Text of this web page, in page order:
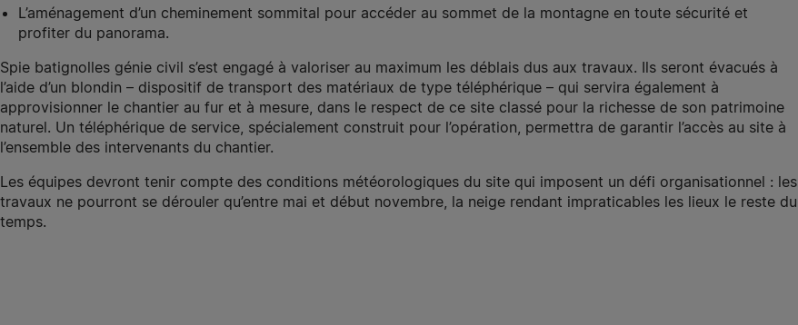
L’aménagement d’un cheminement sommital pour accéder au sommet de la montagne en toute sécurité et
profiter du panorama.
Spie batignolles génie civil s’est engagé à valoriser au maximum les déblais dus aux travaux. Ils seront évacués à
l’aide d’un blondin – dispositif de transport des matériaux de type téléphérique – qui servira également à
approvisionner le chantier au fur et à mesure, dans le respect de ce site classé pour la richesse de son patrimoine
naturel. Un téléphérique de service, spécialement construit pour l’opération, permettra de garantir l’accès au site à
l’ensemble des intervenants du chantier.
Les équipes devront tenir compte des conditions météorologiques du site qui imposent un défi organisationnel : les
travaux ne pourront se dérouler qu’entre mai et début novembre, la neige rendant impraticables les lieux le reste du
temps.